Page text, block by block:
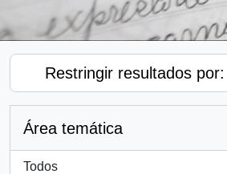
Restringir resultados por:
Área temática
Todos